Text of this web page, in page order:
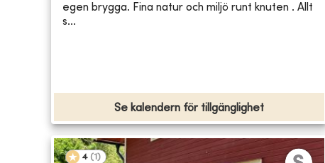
egen brygga. Fina natur och miljö runt knuten . Allt
s...
Se kalendern för tillgänglighet
4 (1 )